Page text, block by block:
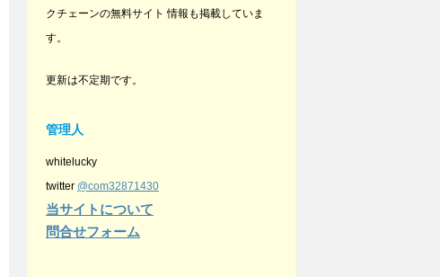
クチェーンの無料サイト 情報も掲載していま
す。
更新は不定期です。
管理人
whitelucky
twitter @com32871430
当サイトについて
問合せフォーム